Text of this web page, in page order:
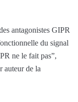
antagonistes GIPR
du signal
ne le fait pas”,
auteur de la